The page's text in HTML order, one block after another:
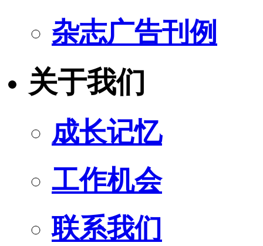
杂志广告刊例
关于我们
成长记忆
工作机会
联系我们